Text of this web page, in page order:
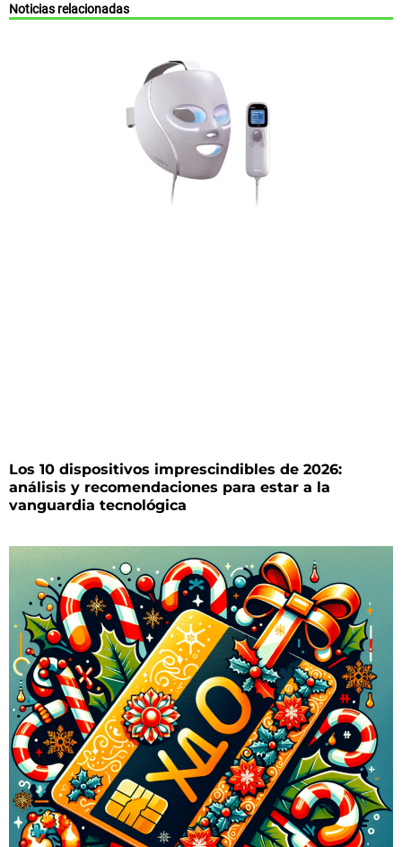
Noticias relacionadas
Los 10 dispositivos imprescindibles de 2026:
análisis y recomendaciones para estar a la
vanguardia tecnológica